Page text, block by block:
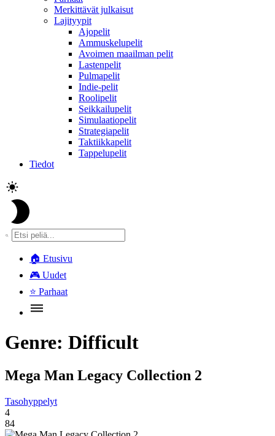
Merkittävät julkaisut
Lajityypit
Ajopelit
Ammuskelupelit
Avoimen maailman pelit
Lastenpelit
Pulmapelit
Indie-pelit
Roolipelit
Seikkailupelit
Simulaatiopelit
Strategiapelit
Taktiikkapelit
Tappelupelit
Tiedot
🏠 Etusivu
🎮 Uudet
⭐ Parhaat
Genre: Difficult
Mega Man Legacy Collection 2
Tasohyppelyt
4
84